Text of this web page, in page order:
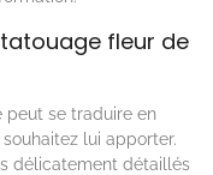
fleur de
peut se traduire en
lui apporter.
délicatement détaillés